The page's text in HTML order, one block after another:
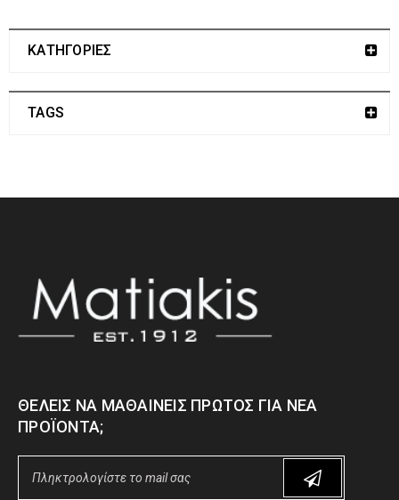
ΚΑΤΗΓΟΡΙΕΣ
TAGS
ΘΈΛΕΙΣ ΝΑ ΜΑΘΑΊΝΕΙΣ ΠΡΏΤΟΣ ΓΙΑ ΝΈΑ
ΠΡΟΪΌΝΤΑ;